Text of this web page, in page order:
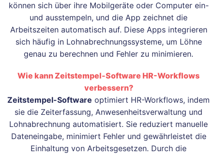
können sich über ihre Mobilgeräte oder Computer ein-
und ausstempeln, und die App zeichnet die
Arbeitszeiten automatisch auf. Diese Apps integrieren
sich häufig in Lohnabrechnungssysteme, um Löhne
genau zu berechnen und Fehler zu minimieren.
Wie kann Zeitstempel-Software HR-Workflows
verbessern?
Zeitstempel-Software optimiert HR-Workflows, indem
sie die Zeiterfassung, Anwesenheitsverwaltung und
Lohnabrechnung automatisiert. Sie reduziert manuelle
Dateneingabe, minimiert Fehler und gewährleistet die
Einhaltung von Arbeitsgesetzen. Durch die